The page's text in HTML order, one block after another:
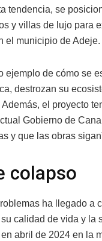
tendencia, se
y villas de lujo para
el municipio de Adeje.
ejemplo de cómo se
destrozan su
el proyecto
Gobierno de
y que las obras
colapso
ha llegado a
calidad de vida y la
abril de 2024 en la